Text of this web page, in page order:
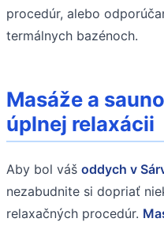
procedúr, alebo
termálnych bazénoch.
Masáže a
úplnej relaxácii
Aby bol váš oddych v
nezabudnite si dopriať
relaxačných procedúr.